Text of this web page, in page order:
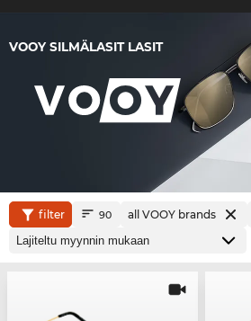
VOOY SILMÄLASIT LASIT
filter 90 all VOOY brands